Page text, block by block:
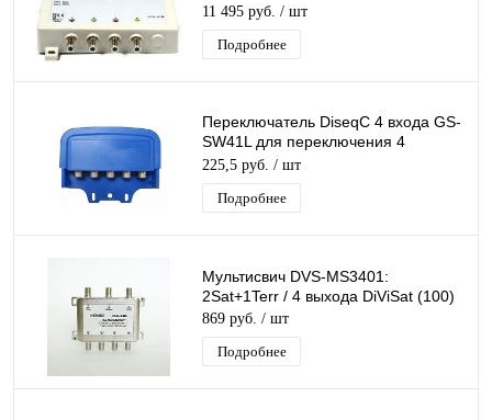
11 495 руб. / шт
Подробнее
Переключатель DiseqC 4 входа GS-
SW41L для переключения 4
конвертеров одним ресивером
(приставкой)
225,5 руб. / шт
Подробнее
Мультисвич DVS-MS3401:
2Sat+1Terr / 4 выхода DiViSat (100)
869 руб. / шт
Подробнее